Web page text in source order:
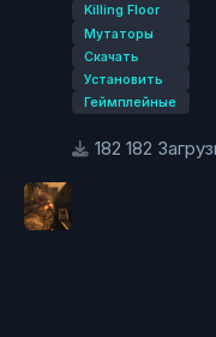
Для ini:
Killing Floor
Мутаторы
Скачать
Установить
Геймплейные
182